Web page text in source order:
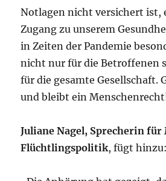
Notlagen nicht versichert ist,
Zugang zu unserem
in Zeiten der Pandemie
nicht nur für die Betroffenen
für die gesamte Gesellschaft.
und bleibt ein
Juliane Nagel, Sprecherin
Flüchtlingspolitik, fügt hinzu: